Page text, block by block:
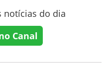
notícias do dia
Canal